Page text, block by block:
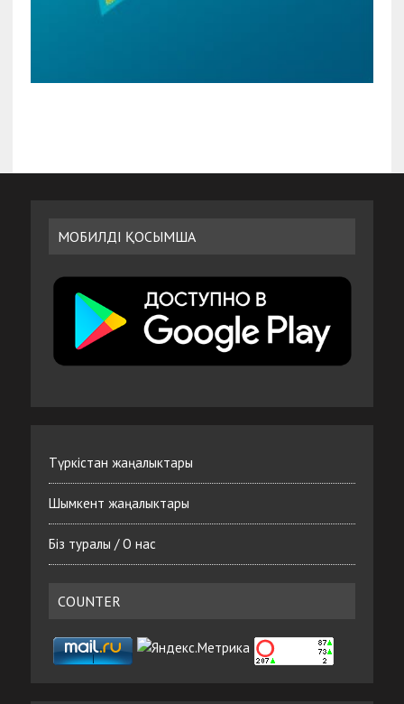
МОБИЛДІ ҚОСЫМША
Түркістан жаңалыктары
Шымкент жаңалыктары
Біз туралы / О нас
COUNTER